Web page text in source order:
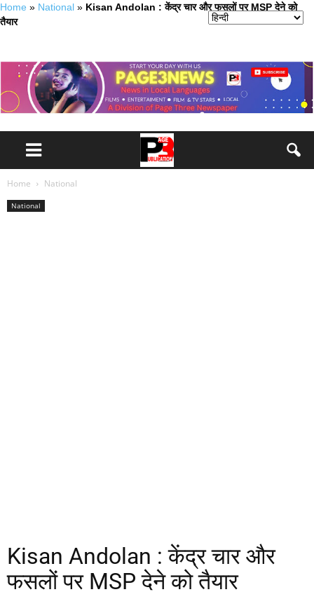
Home » National » Kisan Andolan : केंद्र चार और फसलों पर MSP देने को
तैयार
Home National
National
Kisan Andolan : केंद्र चार और
फसलों पर MSP देने को तैयार